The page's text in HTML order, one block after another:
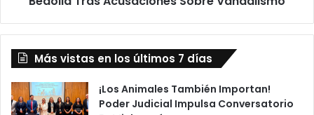
Más vistas en los últimos 7 días
¡Los Animales También Importan!
Poder Judicial Impulsa Conversatorio